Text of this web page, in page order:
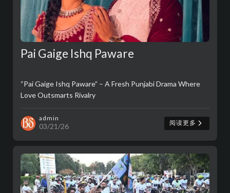
Pai Gaige Ishq Paware
“Pai Gaige Ishq Paware” – A Fresh Punjabi Drama Where
Love Outsmarts Rivalry
admin
03/21/26 阅读更多